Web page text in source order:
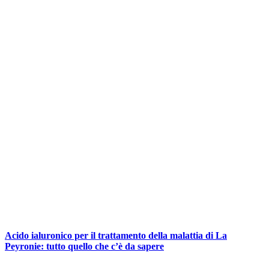
Acido ialuronico per il trattamento della malattia di La
Peyronie: tutto quello che c’è da sapere